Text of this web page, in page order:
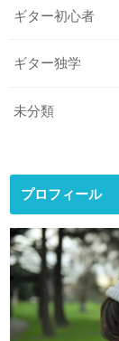
ギター初心者
ギター独学
未分類
プロフィール